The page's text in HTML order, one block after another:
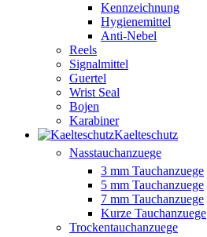
Kennzeichnung
Hygienemittel
Anti-Nebel
Reels
Signalmittel
Guertel
Wrist Seal
Bojen
Karabiner
Kaelteschutz
Nasstauchanzuege
3 mm Tauchanzuege
5 mm Tauchanzuege
7 mm Tauchanzuege
Kurze Tauchanzuege
Trockentauchanzuege